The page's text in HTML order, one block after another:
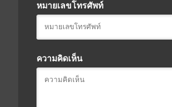
หมายเลขโทรศัพท์
ความคิดเห็น